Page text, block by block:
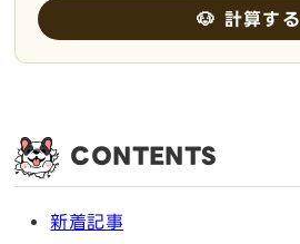
🐶 計算する
CONTENTS
新着記事